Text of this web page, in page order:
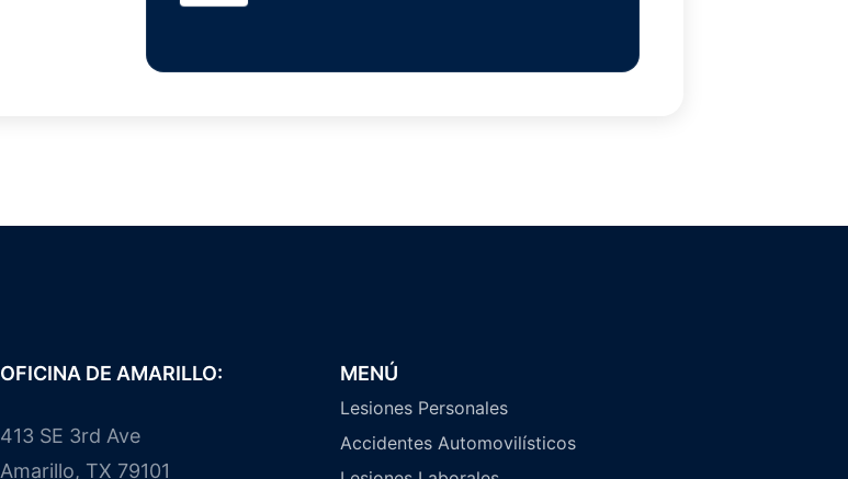
OFICINA DE AMARILLO:
413 SE 3rd Ave
Amarillo, TX 79101
MENÚ
Lesiones Personales
Accidentes Automovilísticos